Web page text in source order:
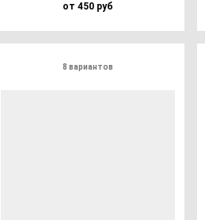
от 450 руб
8 вариантов